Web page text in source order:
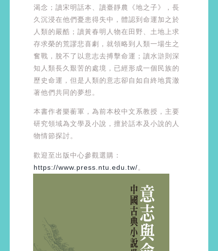
渴念；讀宋明話本、讀臺靜農《地之子》，長
久沉浸在他們憂患得失中，體認到命運加之於
人類的嚴酷；讀黃春明人物在田野、土地上求
存求榮的荒謬悲喜劇，就領略到人類一場生之
奮戰，脫不了以意志去搏擊命運；讀水滸則深
知人類長久艱苦的處境，已經形成一個民族的
歷史命運，但是人類的意志卻自如自終地貫澈
著他們共同的夢想。
本書作者樂蘅軍，為前本校中文系教授，主要
研究領域為文學及小說，擅於話本及小說的人
物情節探討。
歡迎至出版中心參觀選購：
https://www.press.ntu.edu.tw/。